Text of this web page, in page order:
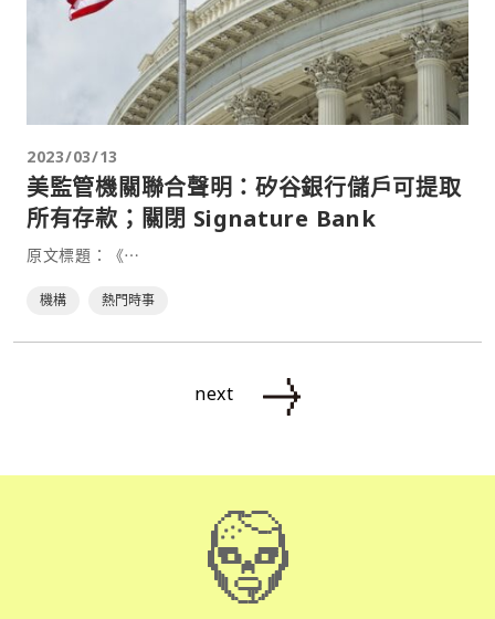
2023/03/13
美監管機關聯合聲明：矽谷銀行儲戶可提取
所有存款；關閉 Signature Bank
原文標題：《⋯
機構 熱門時事
next